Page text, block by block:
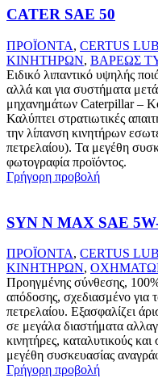
CATER SAE 50
ΠΡΟΪΟΝΤΑ, CERTUS
ΚΙΝΗΤΗΡΩΝ, ΒΑΡΕΩΣ
Ειδικό λιπαντικό υψηλής
αλλά και για συστήματα
μηχανημάτων Caterpillar –
Καλύπτει στρατιωτικές
την λίπανση κινητήρων
πετρελαίου). Τα μεγέθη
φωτογραφία προϊόντος.
Γρήγορη προβολή
SYN N MAX SAE
ΠΡΟΪΟΝΤΑ, CERTUS
ΚΙΝΗΤΗΡΩΝ,
Προηγμένης σύνθεσης,
απόδοσης, σχεδιασμένο για
πετρελαίου. Εξασφαλίζει
σε μεγάλα διαστήματα
κινητήρες, καταλυτικούς
μεγέθη συσκευασίας
Γρήγορη προβολή